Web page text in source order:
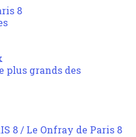
8
plus grands des
8 / Le Onfray de Paris 8